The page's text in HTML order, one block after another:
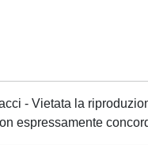
- Vietata la
espressamente